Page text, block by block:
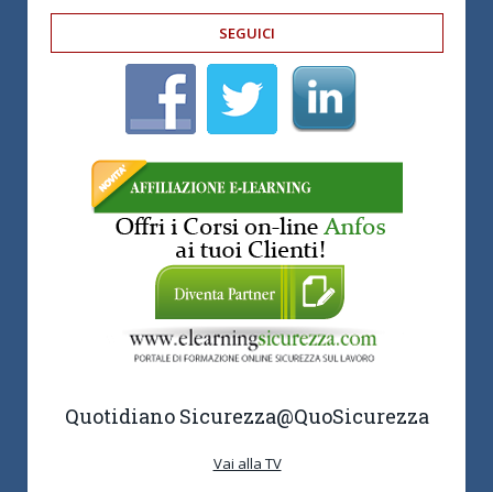
SEGUICI
Quotidiano Sicurezza@QuoSicurezza
Vai alla TV